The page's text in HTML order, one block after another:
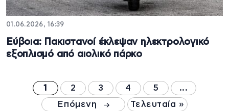
01.06.2026, 16:39
Εύβοια: Πακιστανοί έκλεψαν ηλεκτρολογικό
εξοπλισμό από αιολικό πάρκο
1 2 3 4 5
...
Επόμενη
Τελευταία »